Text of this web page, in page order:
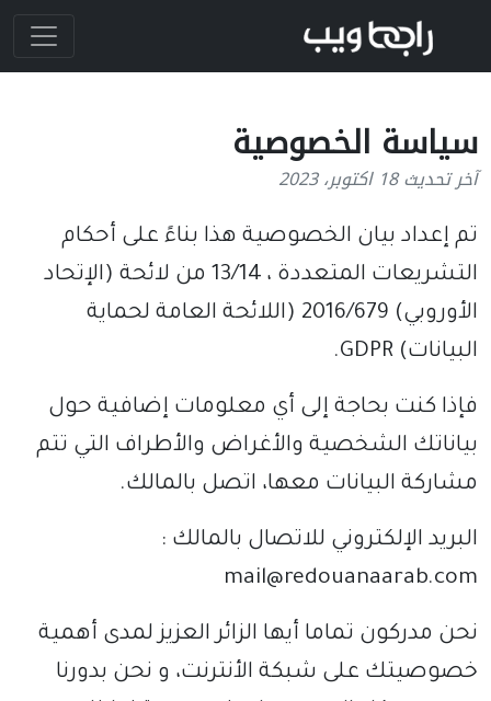
سياسة الخصوصية
آخر تحديث 18 اكتوبر، 2023
تم إعداد بيان الخصوصية هذا بناءً على أحكام
التشريعات المتعددة ، 13/14 من لائحة (الإتحاد
الأوروبي) 2016/679 (اللائحة العامة لحماية
البيانات) GDPR.
فإذا كنت بحاجة إلى أي معلومات إضافية حول
بياناتك الشخصية والأغراض والأطراف التي تتم
مشاركة البيانات معها، اتصل بالمالك.
البريد الإلكتروني للاتصال بالمالك :
mail@redouanaarab.com
نحن مدركون تماما أيها الزائر العزيز لمدى أهمية
خصوصيتك على شبكة الأنترنت، و نحن بدورنا